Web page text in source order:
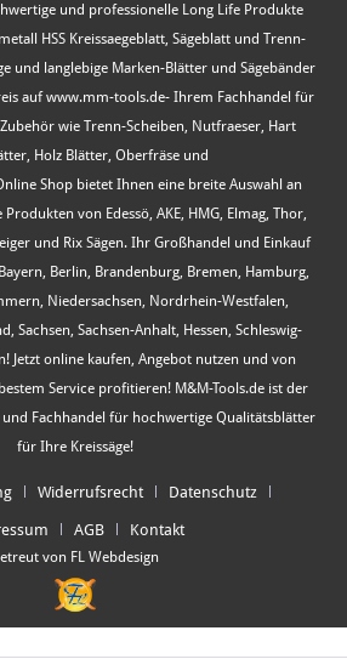
und professionelle Long Life Produkte
HSS Kreissaegeblatt, Sägeblatt und Trenn-
und langlebige Marken-Blätter und Sägebänder
auf www.mm-tools.de- Ihrem Fachhandel für
wie Trenn-Scheiben, Nutfraeser, Hart
Holz Blätter, Oberfräse und
Shop bietet Ihnen eine breite Auswahl an
von Edessö, AKE, HMG, Elmag, Thor,
und Rix Sägen. Ihr Großhandel und Einkauf
Berlin, Brandenburg, Bremen, Hamburg,
Niedersachsen, Nordrhein-Westfalen,
Sachsen, Sachsen-Anhalt, Hessen, Schleswig-
Jetzt online kaufen, Angebot nutzen und von
Service profitieren! M&M-Tools.de ist der
Fachhandel für hochwertige Qualitätsblätter
für Ihre Kreissäge!
Widerrufsrecht Datenschutz
AGB Kontakt
von FL Webdesign